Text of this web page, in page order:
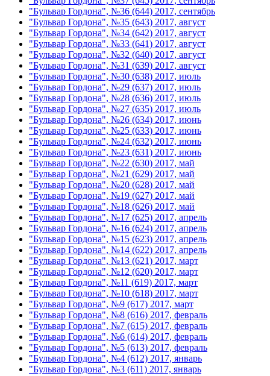
"Бульвар Гордона", №36 (644) 2017, сентябрь
"Бульвар Гордона", №35 (643) 2017, август
"Бульвар Гордона", №34 (642) 2017, август
"Бульвар Гордона", №33 (641) 2017, август
"Бульвар Гордона", №32 (640) 2017, август
"Бульвар Гордона", №31 (639) 2017, август
"Бульвар Гордона", №30 (638) 2017, июль
"Бульвар Гордона", №29 (637) 2017, июль
"Бульвар Гордона", №28 (636) 2017, июль
"Бульвар Гордона", №27 (635) 2017, июль
"Бульвар Гордона", №26 (634) 2017, июнь
"Бульвар Гордона", №25 (633) 2017, июнь
"Бульвар Гордона", №24 (632) 2017, июнь
"Бульвар Гордона", №23 (631) 2017, июнь
"Бульвар Гордона", №22 (630) 2017, май
"Бульвар Гордона", №21 (629) 2017, май
"Бульвар Гордона", №20 (628) 2017, май
"Бульвар Гордона", №19 (627) 2017, май
"Бульвар Гордона", №18 (626) 2017, май
"Бульвар Гордона", №17 (625) 2017, апрель
"Бульвар Гордона", №16 (624) 2017, апрель
"Бульвар Гордона", №15 (623) 2017, апрель
"Бульвар Гордона", №14 (622) 2017, апрель
"Бульвар Гордона", №13 (621) 2017, март
"Бульвар Гордона", №12 (620) 2017, март
"Бульвар Гордона", №11 (619) 2017, март
"Бульвар Гордона", №10 (618) 2017, март
"Бульвар Гордона", №9 (617) 2017, март
"Бульвар Гордона", №8 (616) 2017, февраль
"Бульвар Гордона", №7 (615) 2017, февраль
"Бульвар Гордона", №6 (614) 2017, февраль
"Бульвар Гордона", №5 (613) 2017, февраль
"Бульвар Гордона", №4 (612) 2017, январь
"Бульвар Гордона", №3 (611) 2017, январь